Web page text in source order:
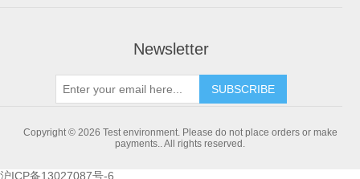
Newsletter
SUBSCRIBE
Copyright © 2026 Test environment. Please do not place orders or make
payments.. All rights reserved.
沪ICP备13027087号-6